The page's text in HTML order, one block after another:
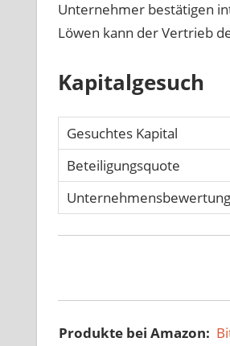
Unternehmer bestätigen
Löwen kann der Vertrieb
Kapitalgesuch
Gesuchtes Kapital
Beteiligungsquote
Unternehmensbewertung
Produkte bei Amazon: